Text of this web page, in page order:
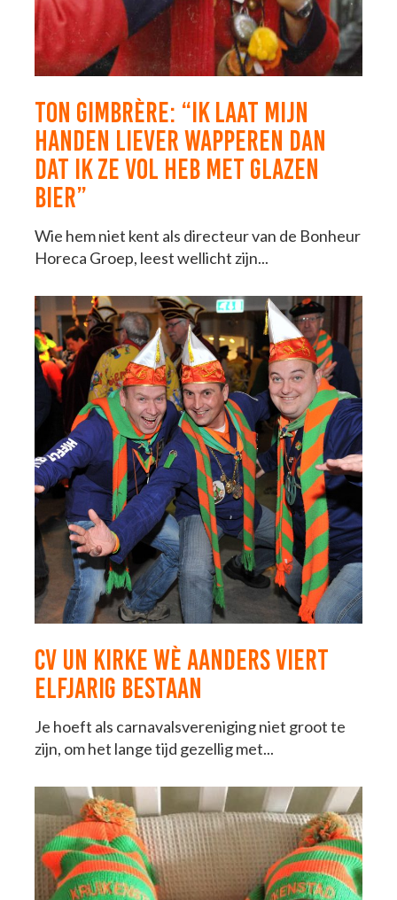
TON GIMBRÈRE: “IK LAAT MIJN
HANDEN LIEVER WAPPEREN DAN
DAT IK ZE VOL HEB MET GLAZEN
BIER”
Wie hem niet kent als directeur van de Bonheur
Horeca Groep, leest wellicht zijn...
CV UN KIRKE WÈ AANDERS VIERT
ELFJARIG BESTAAN
Je hoeft als carnavalsvereniging niet groot te
zijn, om het lange tijd gezellig met...